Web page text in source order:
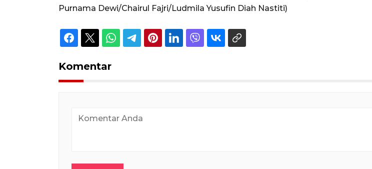
Purnama Dewi/Chairul Fajri/Ludmila Yusufin Diah Nastiti)
Komentar